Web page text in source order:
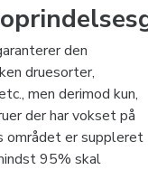
den
druesorter,
men derimod kun,
der har vokset på
området er suppleret
95% skal